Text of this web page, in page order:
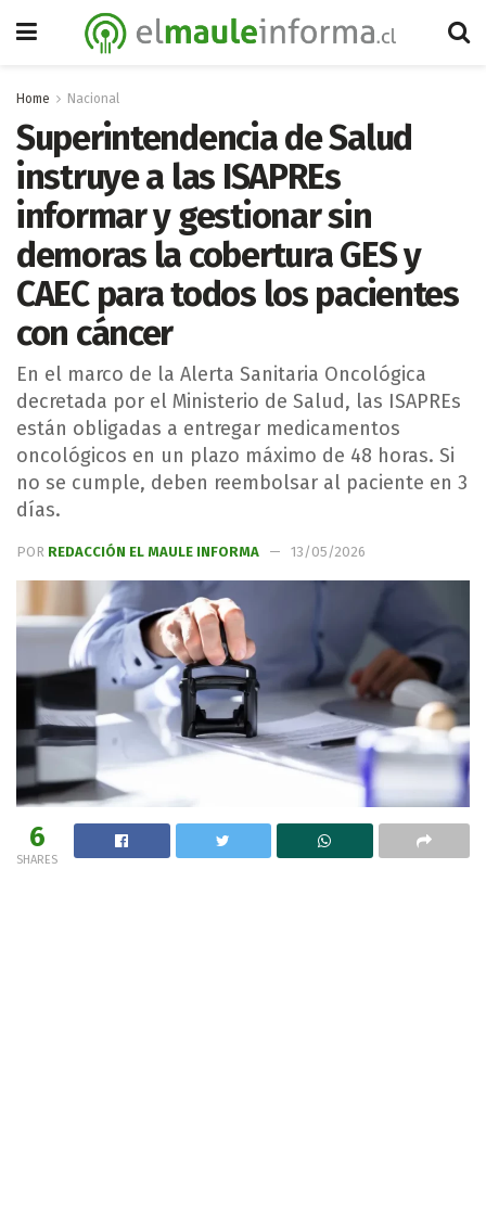
Home Nacional
Superintendencia de Salud
instruye a las ISAPREs
informar y gestionar sin
demoras la cobertura GES y
CAEC para todos los pacientes
con cáncer
En el marco de la Alerta Sanitaria Oncológica
decretada por el Ministerio de Salud, las ISAPREs
están obligadas a entregar medicamentos
oncológicos en un plazo máximo de 48 horas. Si
no se cumple, deben reembolsar al paciente en 3
días.
POR REDACCIÓN EL MAULE INFORMA 13/05/2026
6
SHARES